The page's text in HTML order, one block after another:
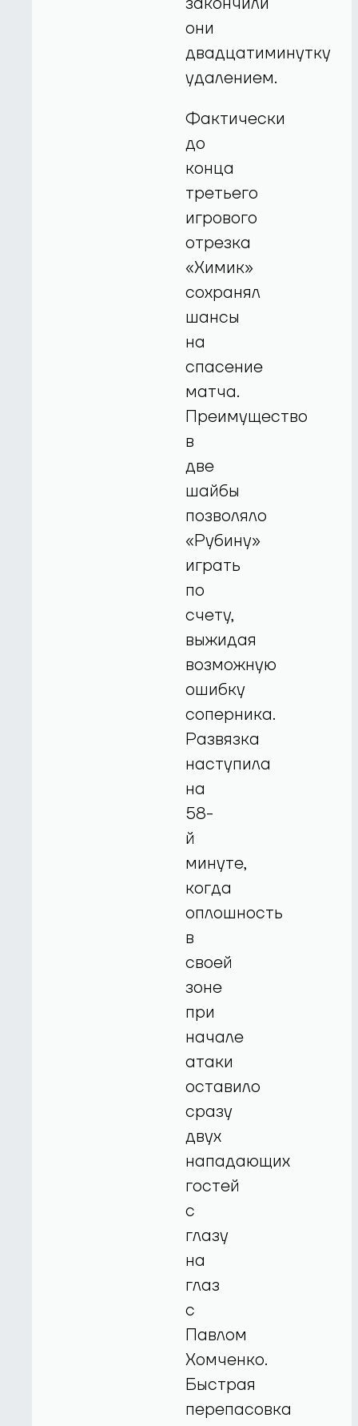
они
двадцатиминутку
удалением.
Фактически
до
конца
третьего
игрового
отрезка
«Химик»
сохранял
шансы
на
спасение
матча.
Преимущество
в
две
шайбы
позволяло
«Рубину»
играть
по
счету,
выжидая
возможную
ошибку
соперника.
Развязка
наступила
на
58-
й
минуте,
когда
оплошность
в
своей
зоне
при
начале
атаки
оставило
сразу
двух
нападающих
гостей
с
глазу
на
глаз
с
Павлом
Хомченко.
Быстрая
перепасовка